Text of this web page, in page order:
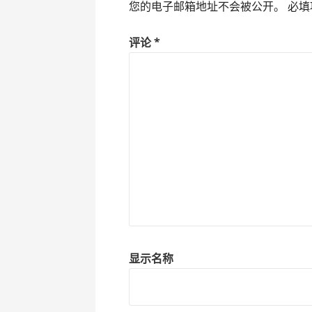
您的电子邮箱地址不会被公开。 必
评论*
显示名称